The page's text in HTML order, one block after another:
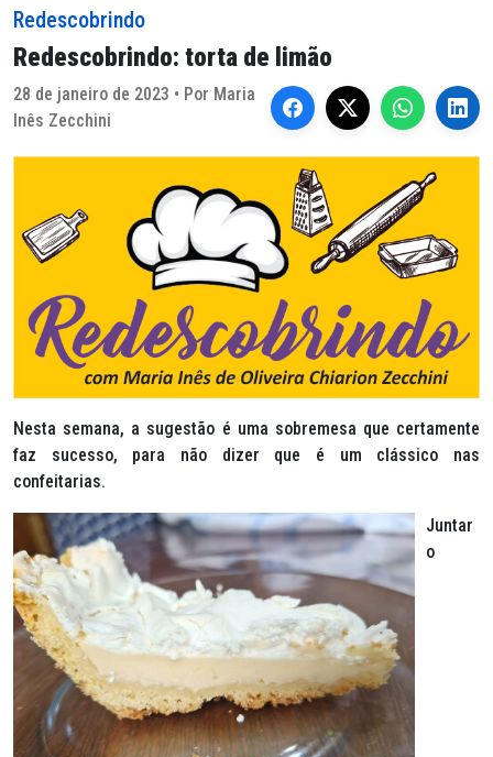
Redescobrindo
Redescobrindo: torta de limão
28 de janeiro de 2023 • Por Maria
Inês Zecchini
Nesta semana, a sugestão é uma sobremesa que certamente
faz sucesso, para não dizer que é um clássico nas
confeitarias.
Juntar
o